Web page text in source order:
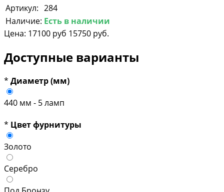
Артикул: 284
Наличие: Есть в наличии
Цена: 17100 руб 15750 руб.
Доступные варианты
* Диаметр (мм)
440 мм - 5 ламп
* Цвет фурнитуры
Золото
Серебро